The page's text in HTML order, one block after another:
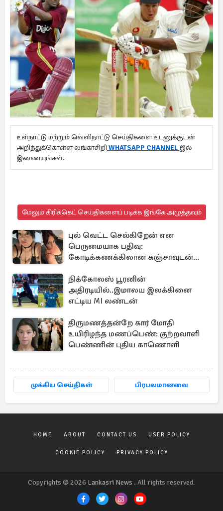
உள்நாட்டு மற்றும் வெளிநாட்டு செய்திகளை உடனுக்குடன்
அறிந்துக்கொள்ள லங்காசிறி WHATSAPP CHANNEL இல்
இணையுங்கள்.
மேலும் கிரிக்கெட் செய்திகளைப் படிக்க இங்கே அழுத்தவும்
புல் வெட்ட செல்கிறேன் என
பெருமையாக பதிவு:
கோடிக்கணக்கிலான கஞ்சாவுடன்
நிக்கோலஸ் பூரனின்
அதிரடியில்..இமாலய இலக்கினை
எட்டிய MI லண்டன்
திருமணத்தன்றே கார் மோதி
உயிரிழந்த மணப்பெண்: குற்றவாளி
பெண்ணின் புதிய காணொளி
முக்கிய செய்திகள் பிரபலமானவை
HOME ABOUT CONTACT US USER POLICY
COOKIE POLICY PRIVACY POLICY
Copyrights © 2026 Lankasri News . All rights reserved.